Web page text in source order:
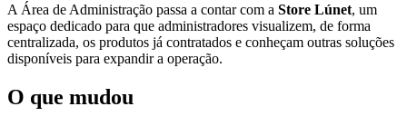
A Área de Administração passa a contar com a Store Lúnet, um
espaço dedicado para que administradores visualizem, de forma
centralizada, os produtos já contratados e conheçam outras soluções
disponíveis para expandir a operação.
O que mudou